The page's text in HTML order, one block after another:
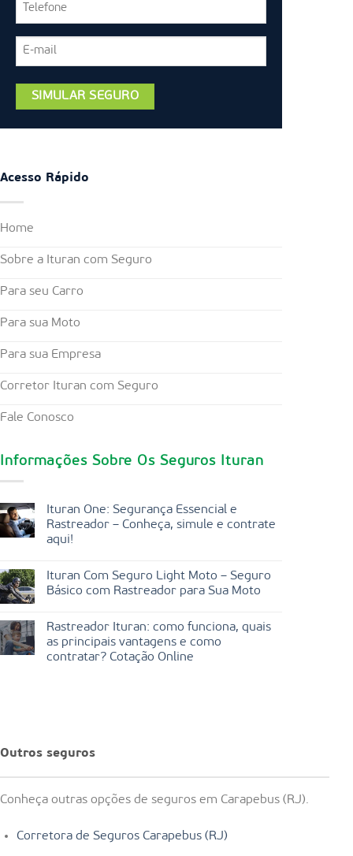
Acesso Rápido
Home
Sobre a Ituran com Seguro
Para seu Carro
Para sua Moto
Para sua Empresa
Corretor Ituran com Seguro
Fale Conosco
Informações Sobre Os Seguros Ituran
Ituran One: Segurança Essencial e
Rastreador – Conheça, simule e contrate
aqui!
Ituran Com Seguro Light Moto – Seguro
Básico com Rastreador para Sua Moto
Rastreador Ituran: como funciona, quais
as principais vantagens e como
contratar? Cotação Online
Outros seguros
Conheça outras opções de seguros em Carapebus (RJ).
Corretora de Seguros Carapebus (RJ)